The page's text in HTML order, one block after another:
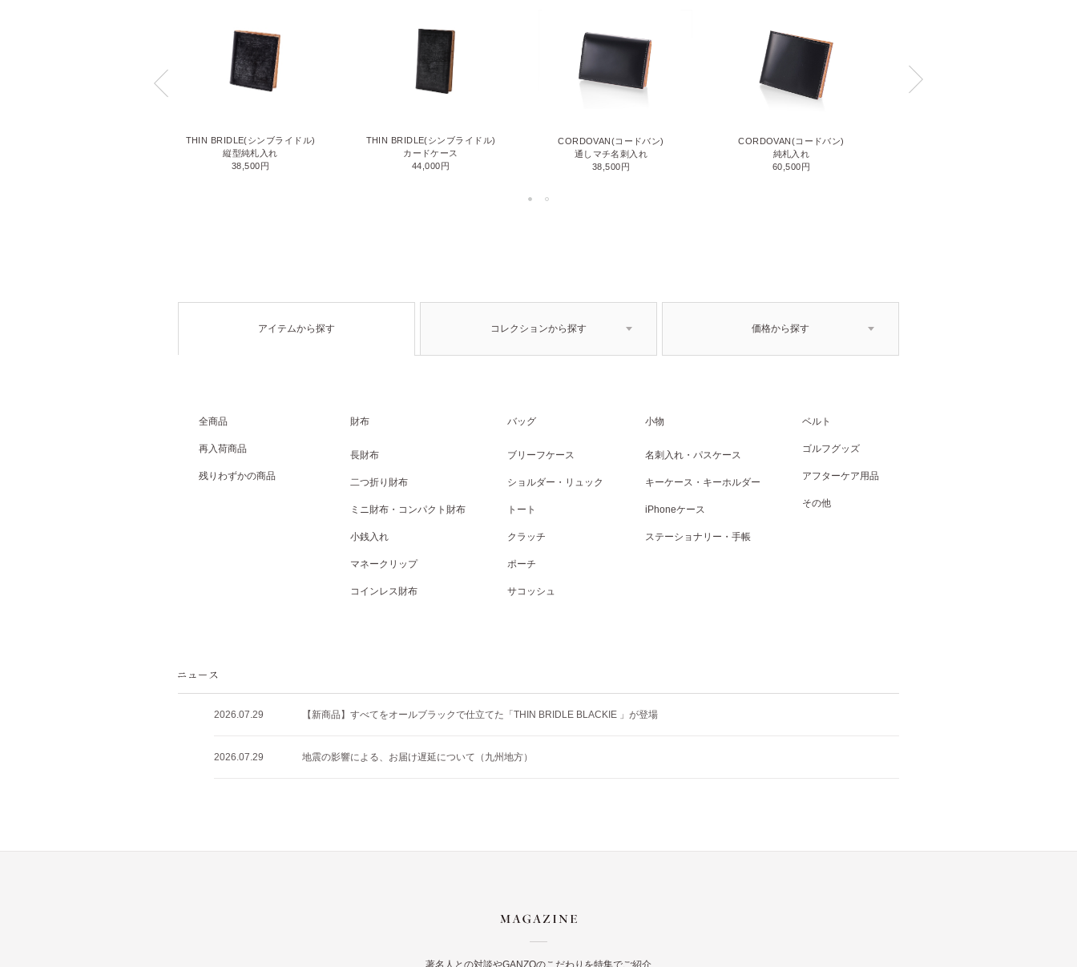
THIN BRIDLE(シンブライドル)
縦型純札入れ
38,500円
THIN BRIDLE(シンブライドル)
カードケース
44,000円
CORDOVAN(コードバン)
通しマチ名刺入れ
38,500円
CORDOVAN(コードバン)
純札入れ
60,500円
アイテムから探す コレクションから探す 価格から探す
全商品
再入荷商品
残りわずかの商品
財布
長財布
二つ折り財布
ミニ財布・コンパクト財布
小銭入れ
マネークリップ
コインレス財布
バッグ
ブリーフケース
ショルダー・リュック
トート
クラッチ
ポーチ
サコッシュ
小物
名刺入れ・パスケース
キーケース・キーホルダー
iPhoneケース
ステーショナリー・手帳
ベルト
ゴルフグッズ
アフターケア用品
その他
2026.07.29 【新商品】すべてをオールブラックで仕立てた「THIN BRIDLE BLACKIE 」が登場
2026.07.29 地震の影響による、お届け遅延について（九州地方）
著名人との対談やGANZOのこだわりを特集でご紹介